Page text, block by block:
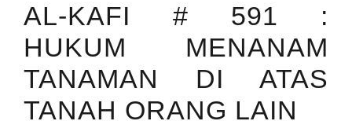
AL-KAFI # 591 :
HUKUM MENANAM
TANAMAN DI ATAS
TANAH ORANG LAIN